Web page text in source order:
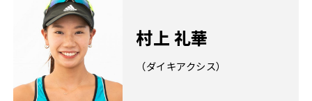
村上 礼華
（ダイキアクシス）